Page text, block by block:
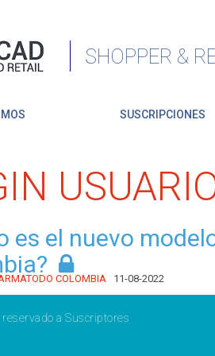
SHOPPER &
SUSCRIPCIONES
es el nuevo
COLOMBIA 11-08-2022
reservado a Suscriptores